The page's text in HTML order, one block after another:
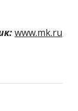
www.mk.ru